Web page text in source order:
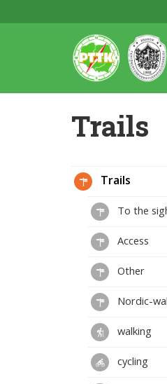
Trails
Trails
To the
Access
Other
Nordic-
walking
cycling